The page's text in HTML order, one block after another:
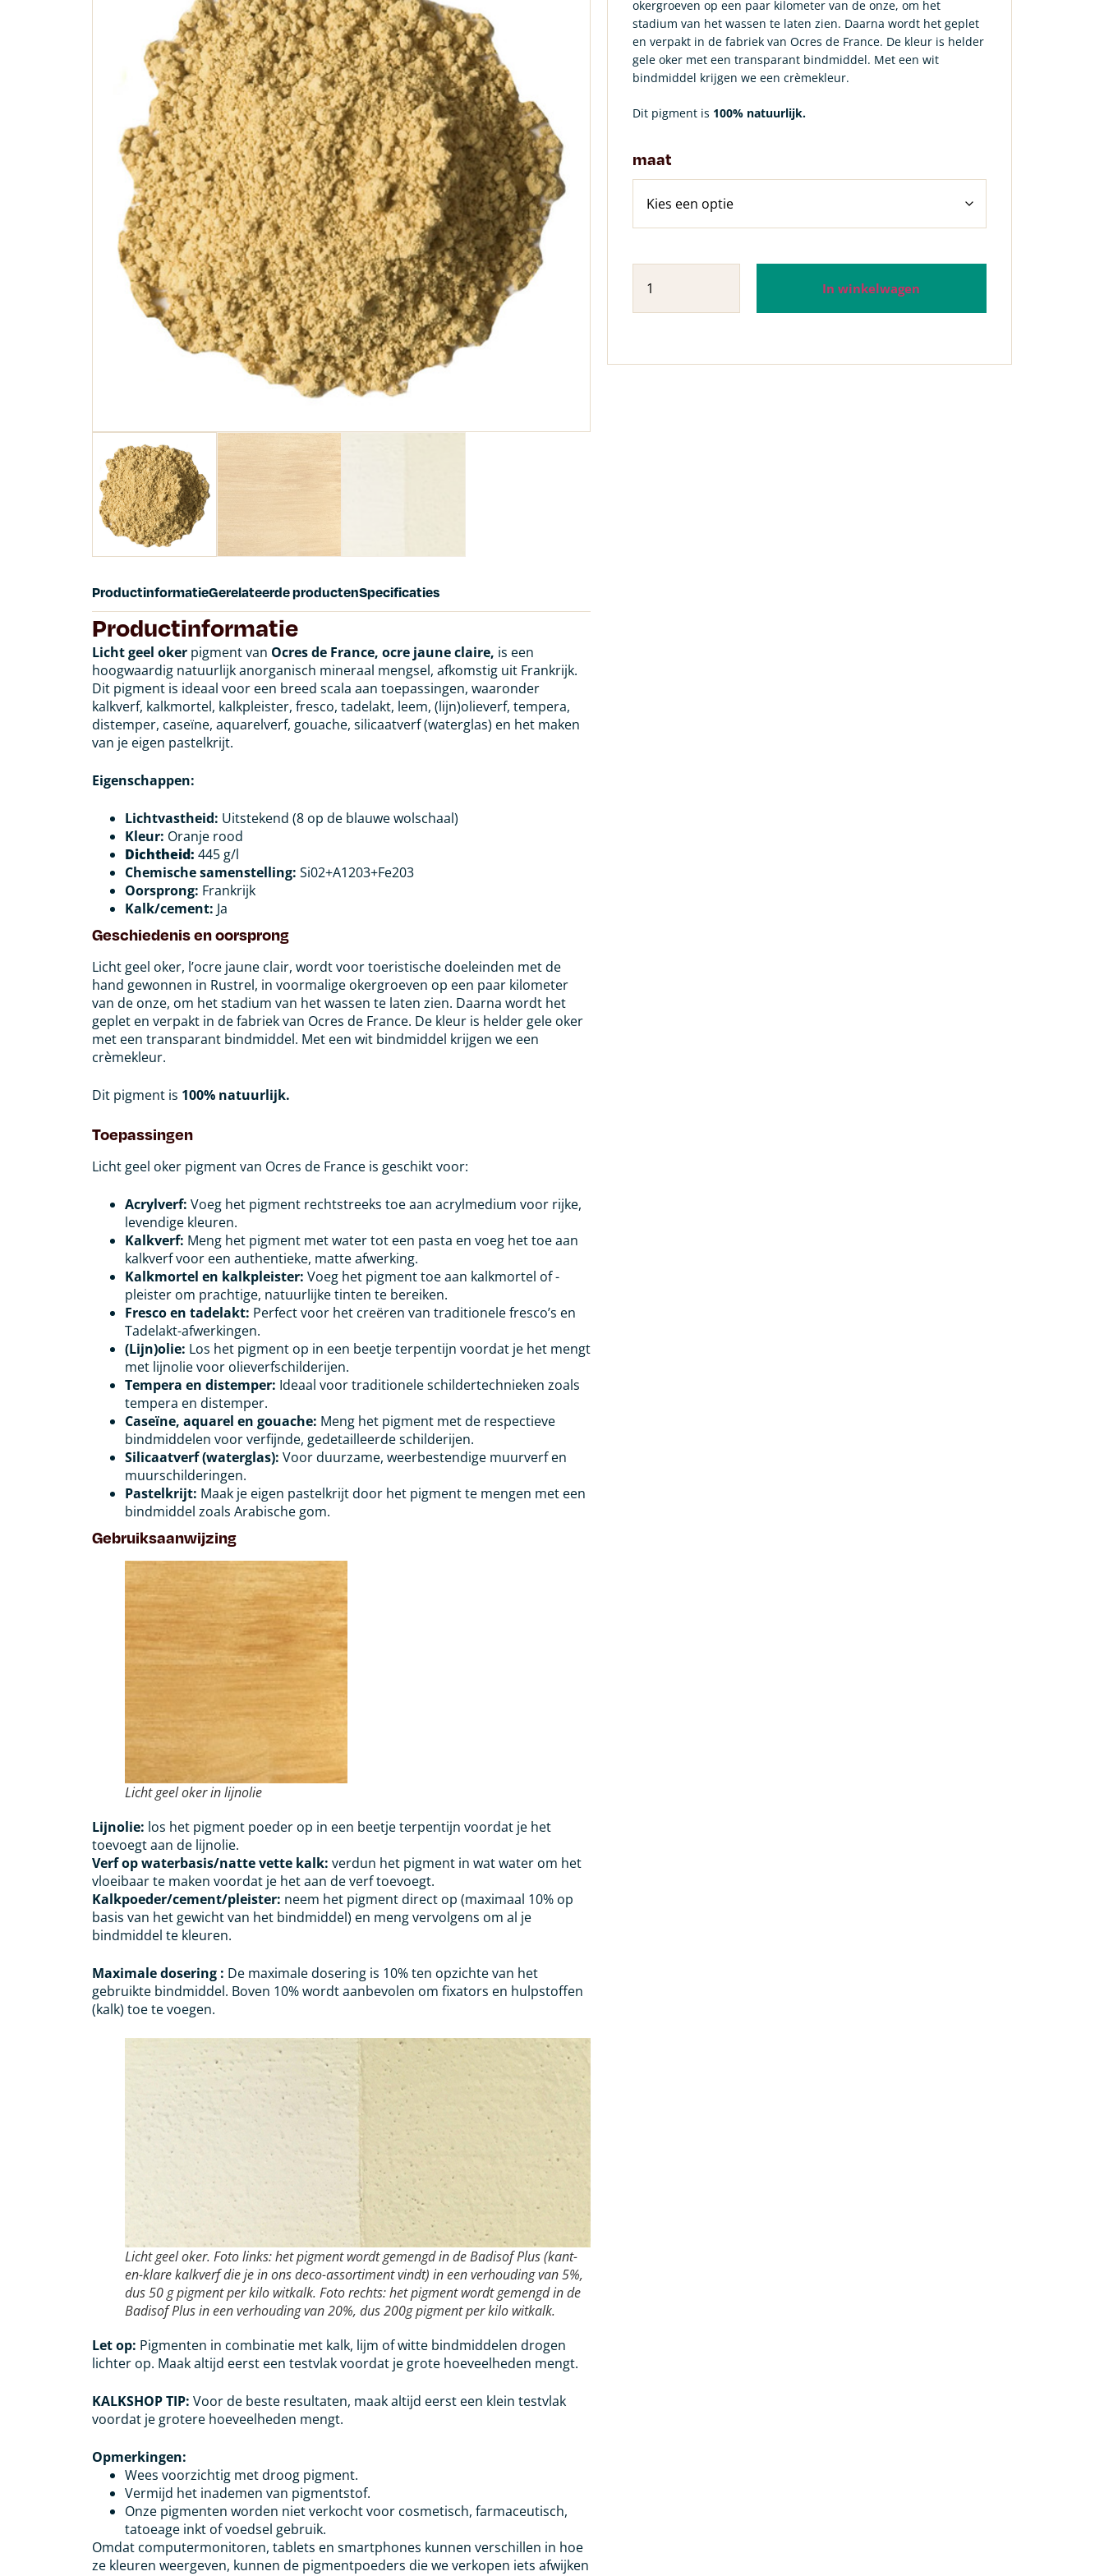
ProductinformatieGerelateerde productenSpecificaties
Productinformatie
Licht geel oker pigment van Ocres de France, ocre jaune claire, is een
hoogwaardig natuurlijk anorganisch mineraal mengsel, afkomstig uit Frankrijk.
Dit pigment is ideaal voor een breed scala aan toepassingen, waaronder
kalkverf, kalkmortel, kalkpleister, fresco, tadelakt, leem, (lijn)olieverf, tempera,
distemper, caseïne, aquarelverf, gouache, silicaatverf (waterglas) en het maken
van je eigen pastelkrijt.
Eigenschappen:
Lichtvastheid: Uitstekend (8 op de blauwe wolschaal)
Kleur: Oranje rood
Dichtheid: 445 g/l
Chemische samenstelling: Si02+A1203+Fe203
Oorsprong: Frankrijk
Kalk/cement: Ja
Geschiedenis en oorsprong
Licht geel oker, l’ocre jaune clair, wordt voor toeristische doeleinden met de
hand gewonnen in Rustrel, in voormalige okergroeven op een paar kilometer
van de onze, om het stadium van het wassen te laten zien. Daarna wordt het
geplet en verpakt in de fabriek van Ocres de France. De kleur is helder gele oker
met een transparant bindmiddel. Met een wit bindmiddel krijgen we een
crèmekleur.
Dit pigment is 100% natuurlijk.
Toepassingen
Licht geel oker pigment van Ocres de France is geschikt voor:
Acrylverf: Voeg het pigment rechtstreeks toe aan acrylmedium voor rijke,
levendige kleuren.
Kalkverf: Meng het pigment met water tot een pasta en voeg het toe aan
kalkverf voor een authentieke, matte afwerking.
Kalkmortel en kalkpleister: Voeg het pigment toe aan kalkmortel of -
pleister om prachtige, natuurlijke tinten te bereiken.
Fresco en tadelakt: Perfect voor het creëren van traditionele fresco’s en
Tadelakt-afwerkingen.
(Lijn)olie: Los het pigment op in een beetje terpentijn voordat je het mengt
met lijnolie voor olieverfschilderijen.
Tempera en distemper: Ideaal voor traditionele schildertechnieken zoals
tempera en distemper.
Caseïne, aquarel en gouache: Meng het pigment met de respectieve
bindmiddelen voor verfijnde, gedetailleerde schilderijen.
Silicaatverf (waterglas): Voor duurzame, weerbestendige muurverf en
muurschilderingen.
Pastelkrijt: Maak je eigen pastelkrijt door het pigment te mengen met een
bindmiddel zoals Arabische gom.
Gebruiksaanwijzing
Licht geel oker in lijnolie
Lijnolie: los het pigment poeder op in een beetje terpentijn voordat je het
toevoegt aan de lijnolie.
Verf op waterbasis/natte vette kalk: verdun het pigment in wat water om het
vloeibaar te maken voordat je het aan de verf toevoegt.
Kalkpoeder/cement/pleister: neem het pigment direct op (maximaal 10% op
basis van het gewicht van het bindmiddel) en meng vervolgens om al je
bindmiddel te kleuren.
Maximale dosering : De maximale dosering is 10% ten opzichte van het
gebruikte bindmiddel. Boven 10% wordt aanbevolen om fixators en hulpstoffen
(kalk) toe te voegen.
Licht geel oker. Foto links: het pigment wordt gemengd in de Badisof Plus (kant-
en-klare kalkverf die je in ons deco-assortiment vindt) in een verhouding van 5%,
dus 50 g pigment per kilo witkalk. Foto rechts: het pigment wordt gemengd in de
Badisof Plus in een verhouding van 20%, dus 200g pigment per kilo witkalk.
Let op: Pigmenten in combinatie met kalk, lijm of witte bindmiddelen drogen
lichter op. Maak altijd eerst een testvlak voordat je grote hoeveelheden mengt.
KALKSHOP TIP: Voor de beste resultaten, maak altijd eerst een klein testvlak
voordat je grotere hoeveelheden mengt.
Opmerkingen:
Wees voorzichtig met droog pigment.
Vermijd het inademen van pigmentstof.
Onze pigmenten worden niet verkocht voor cosmetisch, farmaceutisch,
tatoeage inkt of voedsel gebruik.
Omdat computermonitoren, tablets en smartphones kunnen verschillen in hoe
ze kleuren weergeven, kunnen de pigmentpoeders die we verkopen iets afwijken
okergroeven op een paar kilometer van de onze, om het
stadium van het wassen te laten zien. Daarna wordt het geplet
en verpakt in de fabriek van Ocres de France. De kleur is helder
gele oker met een transparant bindmiddel. Met een wit
bindmiddel krijgen we een crèmekleur.
Dit pigment is 100% natuurlijk.
maat
In winkelwagen